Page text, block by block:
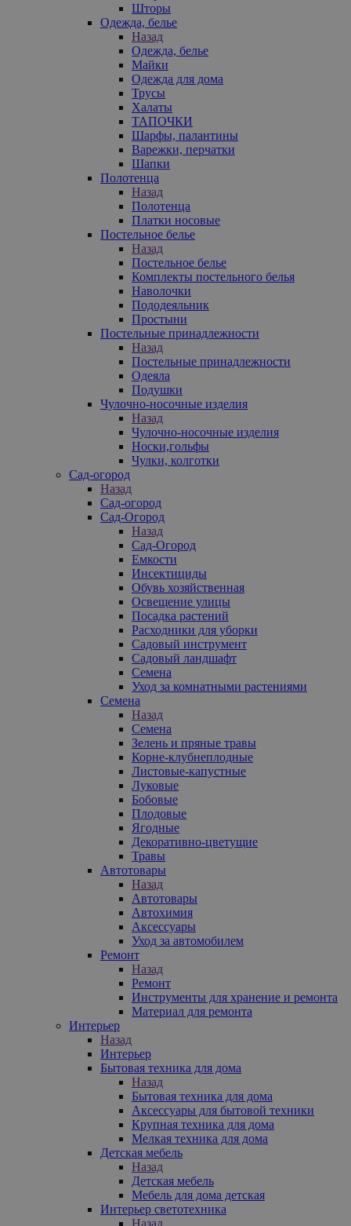
Шторы
Одежда, белье
Назад
Одежда, белье
Майки
Одежда для дома
Трусы
Халаты
ТАПОЧКИ
Шарфы, палантины
Варежки, перчатки
Шапки
Полотенца
Назад
Полотенца
Платки носовые
Постельное белье
Назад
Постельное белье
Комплекты постельного белья
Наволочки
Пододеяльник
Простыни
Постельные принадлежности
Назад
Постельные принадлежности
Одеяла
Подушки
Чулочно-носочные изделия
Назад
Чулочно-носочные изделия
Носки,гольфы
Чулки, колготки
Сад-огород
Назад
Сад-огород
Сад-Огород
Назад
Сад-Огород
Емкости
Инсектициды
Обувь хозяйственная
Освещение улицы
Посадка растений
Расходники для уборки
Садовый инструмент
Садовый ландшафт
Семена
Уход за комнатными растениями
Семена
Назад
Семена
Зелень и пряные травы
Корне-клубнеплодные
Листовые-капустные
Луковые
Бобовые
Плодовые
Ягодные
Декоративно-цветущие
Травы
Автотовары
Назад
Автотовары
Автохимия
Аксессуары
Уход за автомобилем
Ремонт
Назад
Ремонт
Инструменты для хранение и ремонта
Материал для ремонта
Интерьер
Назад
Интерьер
Бытовая техника для дома
Назад
Бытовая техника для дома
Аксессуары для бытовой техники
Крупная техника для дома
Мелкая техника для дома
Детская мебель
Назад
Детская мебель
Мебель для дома детская
Интерьер светотехника
Назад